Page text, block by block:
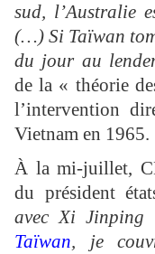
sud, l’Australie
(…) Si Taïwan
du jour au
de la « théorie
l’intervention
Vietnam en 1965.
À la mi-juillet,
du président
avec Xi
Taïwan, je